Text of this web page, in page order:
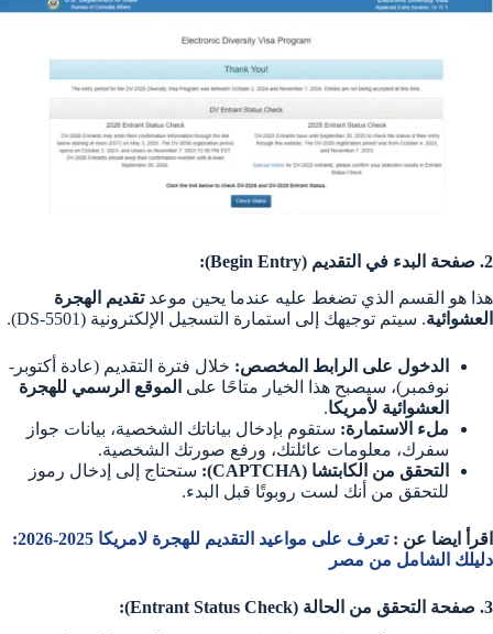
2. صفحة البدء في التقديم (Begin Entry):
هذا هو القسم الذي تضغط عليه عندما يحين موعدتقديم الهجرة
العشوائية. سيتم توجيهك إلى استمارة التسجيل الإلكترونية (DS-5501).
الدخول على الرابط المخصص: خلال فترة التقديم (عادة أكتوبر-
نوفمبر)، سيصبح هذا الخيار متاحًا على الموقع الرسمي للهجرة
العشوائية لأمريكا.
ملء الاستمارة: ستقوم بإدخال بياناتك الشخصية، بيانات جواز
سفرك، معلومات عائلتك، ورفع صورتك الشخصية.
التحقق من الكابتشا (CAPTCHA):
ستحتاج إلى إدخال رموز
للتحقق من أنك لست روبوتًا قبل البدء.
اقرأ ايضا عن :
تعرف على مواعيد التقديم للهجرة لامريكا 2025-2026:
دليلك الشامل من مصر
3. صفحة التحقق من الحالة (Entrant Status Check):